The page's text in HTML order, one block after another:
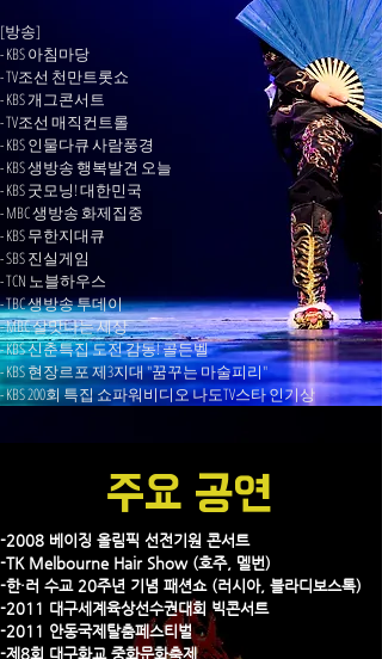
[방송]
- KBS 아침마당
- TV조선 천만트롯쇼
- KBS 개그콘서트
- TV조선 매직컨트롤
- KBS 인물다큐 사람풍경
- KBS 생방송 행복발견 오늘
- KBS 굿모닝! 대한민국
- MBC 생방송 화제집중
- KBS 무한지대큐
- SBS 진실게임
- TCN 노블하우스
- TBC 생방송 투데이
- MBC 살맛나는 세상
- KBS 신춘특집 도전 감동! 골든벨
- KBS 현장르포 제3지대 "꿈꾸는 마술피리"
- KBS 200회 특집 쇼파워비디오 나도TV스타 인기상
주요 공연
-2008 베이징 올림픽 선전기원 콘서트
-TK Melbourne Hair Show (호주, 멜번)
-한·러 수교 20주년 기념 패션쇼 (러시아, 블라디보스톡)
-2011 대구세계육상선수권대회 빅콘서트
-2011 안동국제탈춤페스티벌
-제8회 대구화교 중화문화축제